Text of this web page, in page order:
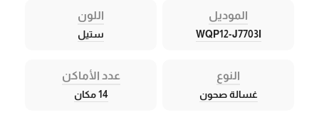
الموديل
WQP12-J7703I
اللون
ستيل
النوع
غسالة صحون
عدد الأماكن
14 مكان